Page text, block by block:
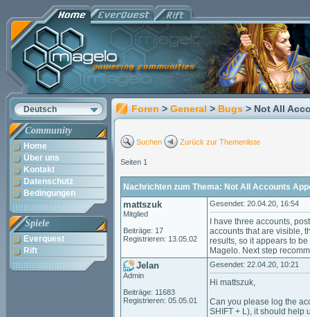
Deutsch
Community
Home
Über uns
Kontakt
Datenschutz
Bedingungen
Spiele
Everquest
Rift
Foren > General > Bugs > Not All
Suchen Zurück zur Themenliste
Seiten 1
Nachrichten zum Thema: Not All Accounts
mattszuk
Mitglied
Beiträge: 17
Registrieren: 13.05.02
Gesendet: 20.04.20, 16:54
I have three accounts,
accounts that are visible,
results, so it appears to
Magelo. Next step
Jelan
Admin
Beiträge: 11683
Registrieren: 05.05.01
Gesendet: 22.04.20, 10:21
Hi mattszuk,
Can you please log the
SHIFT + L), it should help